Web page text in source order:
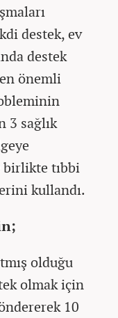
destek, ev
destek
önemli
3 sağlık
tıbbi
kullandı.
olduğu
olmak için
10